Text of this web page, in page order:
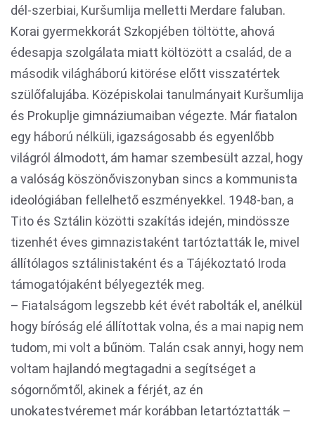
dél-szerbiai, Kuršumlija melletti Merdare faluban.
Korai gyermekkorát Szkopjében töltötte, ahová
édesapja szolgálata miatt költözött a család, de a
második világháború kitörése előtt visszatértek
szülőfalujába. Középiskolai tanulmányait Kuršumlija
és Prokuplje gimnáziumaiban végezte. Már fiatalon
egy háború nélküli, igazságosabb és egyenlőbb
világról álmodott, ám hamar szembesült azzal, hogy
a valóság köszönőviszonyban sincs a kommunista
ideológiában fellelhető eszményekkel. 1948-ban, a
Tito és Sztálin közötti szakítás idején, mindössze
tizenhét éves gimnazistaként tartóztatták le, mivel
állítólagos sztálinistaként és a Tájékoztató Iroda
támogatójaként bélyegezték meg.
– Fiatalságom legszebb két évét rabolták el, anélkül
hogy bíróság elé állítottak volna, és a mai napig nem
tudom, mi volt a bűnöm. Talán csak annyi, hogy nem
voltam hajlandó megtagadni a segítséget a
sógornőmtől, akinek a férjét, az én
unokatestvéremet már korábban letartóztatták –